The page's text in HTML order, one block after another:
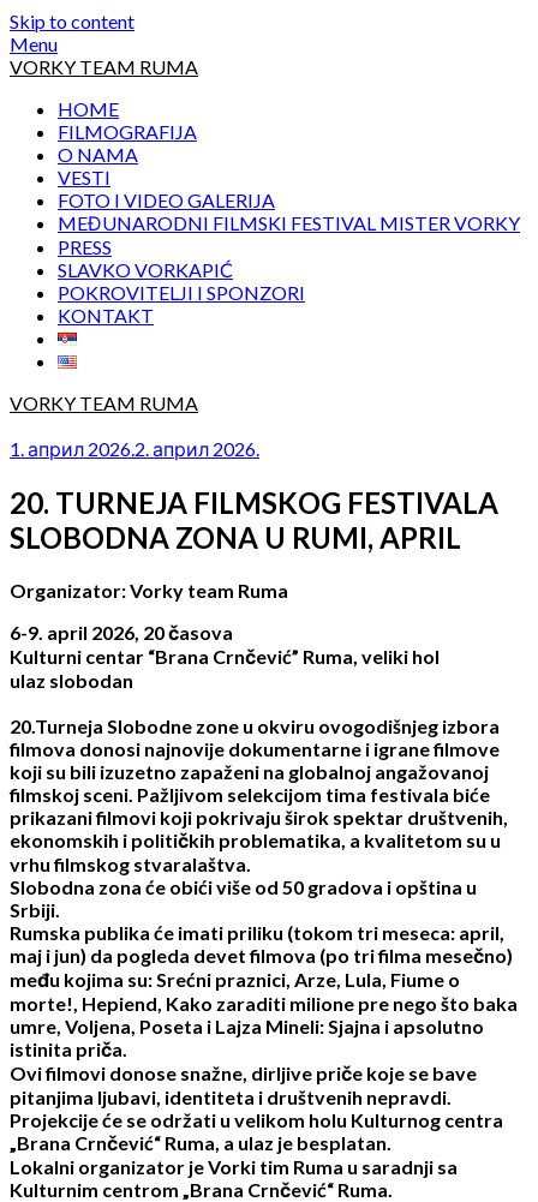
Skip to content
Menu
VORKY TEAM RUMA
HOME
FILMOGRAFIJA
O NAMA
VESTI
FOTO I VIDEO GALERIJA
MEĐUNARODNI FILMSKI FESTIVAL MISTER VORKY
PRESS
SLAVKO VORKAPIĆ
POKROVITELJI I SPONZORI
KONTAKT
VORKY TEAM RUMA
1. април 2026.2. април 2026.
20. TURNEJA FILMSKOG FESTIVALA
SLOBODNA ZONA U RUMI, APRIL
Organizator: Vorky team Ruma
6-9. april 2026, 20 časova
Kulturni centar “Brana Crnčević” Ruma, veliki hol
ulaz slobodan
20.Turneja Slobodne zone u okviru ovogodišnjeg izbora
filmova donosi najnovije dokumentarne i igrane filmove
koji su bili izuzetno zapaženi na globalnoj angažovanoj
filmskoj sceni. Pažljivom selekcijom tima festivala biće
prikazani filmovi koji pokrivaju širok spektar društvenih,
ekonomskih i političkih problematika, a kvalitetom su u
vrhu filmskog stvaralaštva.
Slobodna zona će obići više od 50 gradova i opština u
Srbiji.
Rumska publika će imati priliku (tokom tri meseca: april,
maj i jun) da pogleda devet filmova (po tri filma mesečno)
među kojima su: Srećni praznici, Arze, Lula, Fiume o
morte!, Hepiend, Kako zaraditi milione pre nego što baka
umre, Voljena, Poseta i Lajza Mineli: Sjajna i apsolutno
istinita priča.
Ovi filmovi donose snažne, dirljive priče koje se bave
pitanjima ljubavi, identiteta i društvenih nepravdi.
Projekcije će se održati u velikom holu Kulturnog centra
„Brana Crnčević“ Ruma, a ulaz je besplatan.
Lokalni organizator je Vorki tim Ruma u saradnji sa
Kulturnim centrom „Brana Crnčević“ Ruma.